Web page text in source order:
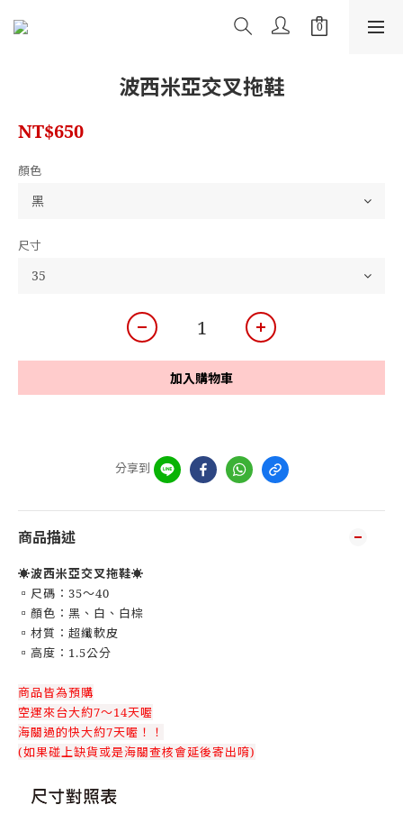
波西米亞交叉拖鞋
NT$650
顏色
尺寸
加入購物車
分享到
商品描述
☀️波西米亞交叉拖鞋☀️
▫️尺碼：35～40
▫️顏色：黑、白、白棕
▫️材質：超纖軟皮
▫️高度：1.5公分
商品皆為預購
空運來台大約7～14天喔
海關過的快大約7天喔！！
(如果碰上缺貨或是海關查核會延後寄出唷)